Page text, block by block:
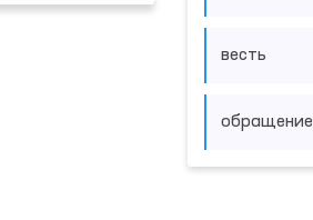
весть
обращение